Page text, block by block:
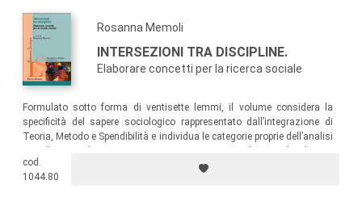
Rosanna Memoli
INTERSEZIONI TRA DISCIPLINE.
Elaborare concetti per la ricerca sociale
Formulato sotto forma di ventisette lemmi, il volume considera la
specificità del sapere sociologico rappresentato dall’integrazione di
Teoria, Metodo e Spendibilità e individua le categorie proprie dell’analisi
discipline comprese in uno spazio culturale delimitato dai progetti
formativi di differenti corsi di laurea.
cod.
1044.80